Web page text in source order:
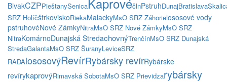
BivakCZPPieštanySenica člnPstruhDunajBratislava
SRZ HolíčštrkoviskoRiekaMalackyMsO SRZ Záhorielososové vody
pstruhovéNové ZámkyNitraMsO SRZ Nové ZámkyMsO SRZ
NitraKomárnoDunajská StredachovnýTrenčínMsO SRZ Dunajská
StredaGalantaMsO SRZ ŠuranyLeviceSRZ
RADAlososovýRevírRybársky revírRybárske
revírykaprovýRimavská SobotaMsO SRZ Prievidzarybársky